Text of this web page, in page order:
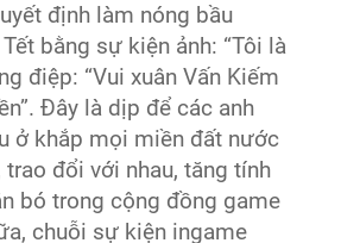
định làm nóng bầu
bằng sự kiện ảnh: “Tôi là
điệp: “Vui xuân Vấn Kiếm
Đây là dịp để các anh
ở khắp mọi miền đất nước
đổi với nhau, tăng tính
bó trong cộng đồng game
chuỗi sự kiện ingame